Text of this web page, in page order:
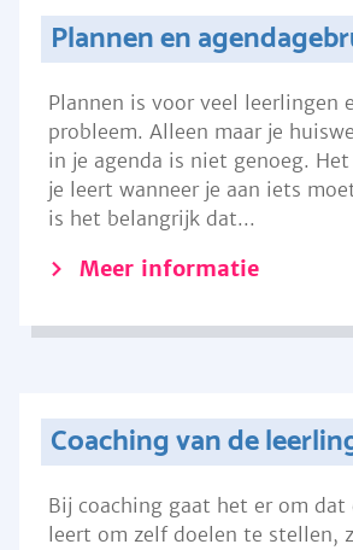
Plannen en
Plannen is voor veel leerlingen
probleem. Alleen maar je
in je agenda is niet genoeg.
je leert wanneer je aan iets
is het belangrijk dat...
Meer informatie
Coaching van de
Bij coaching gaat het er om dat
leert om zelf doelen te stellen,